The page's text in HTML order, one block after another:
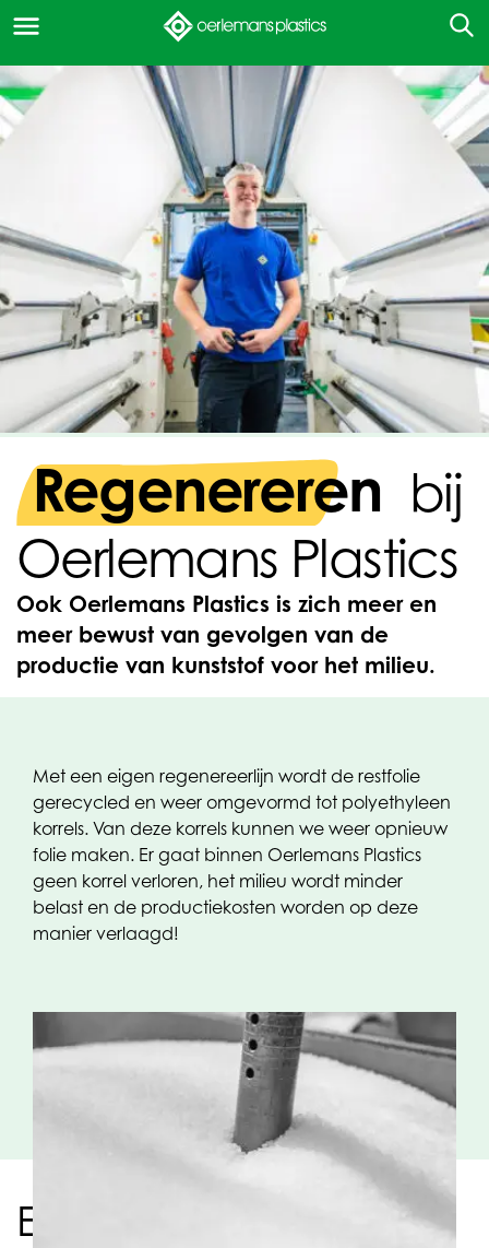
Regenereren bij
Oerlemans Plastics
Ook Oerlemans Plastics is zich meer en
meer bewust van gevolgen van de
productie van kunststof voor het milieu.
Met een eigen regenereerlijn wordt de restfolie
gerecycled en weer omgevormd tot polyethyleen
korrels. Van deze korrels kunnen we weer opnieuw
folie maken. Er gaat binnen Oerlemans Plastics
geen korrel verloren, het milieu wordt minder
belast en de productiekosten worden op deze
manier verlaagd!
Een sterk team van